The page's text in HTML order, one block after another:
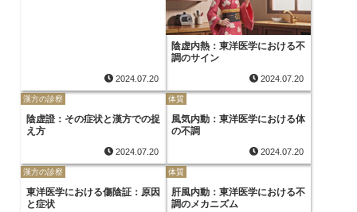
2024.07.20
陰虚内熱：東洋医学における不
調のサイン
2024.07.20
漢方の診察
陰虚證：その症状と漢方での捉
え方
2024.07.20
体質
風気内動：東洋医学における体
の不調
2024.07.20
漢方の診察
東洋医学における傷陰証：原因
と症状
体質
肝風内動：東洋医学における不
調のメカニズム